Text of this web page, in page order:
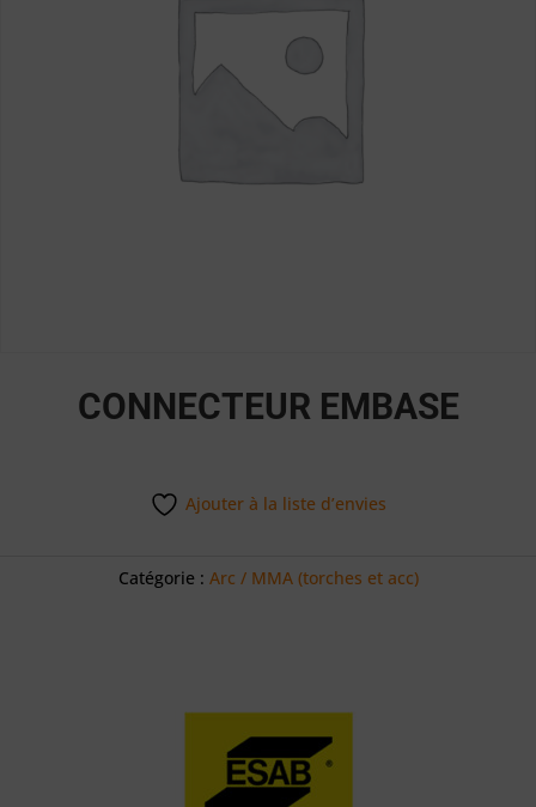
CONNECTEUR EMBASE
Ajouter à la liste d’envies
Catégorie : Arc / MMA (torches et acc)